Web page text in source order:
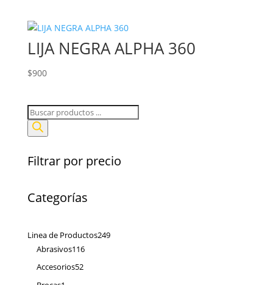
LIJA NEGRA ALPHA 360
$900
Búsqueda
de
productos
Filtrar por precio
Categorías
Linea de Productos249249
Abrasivos116116
Accesorios5252